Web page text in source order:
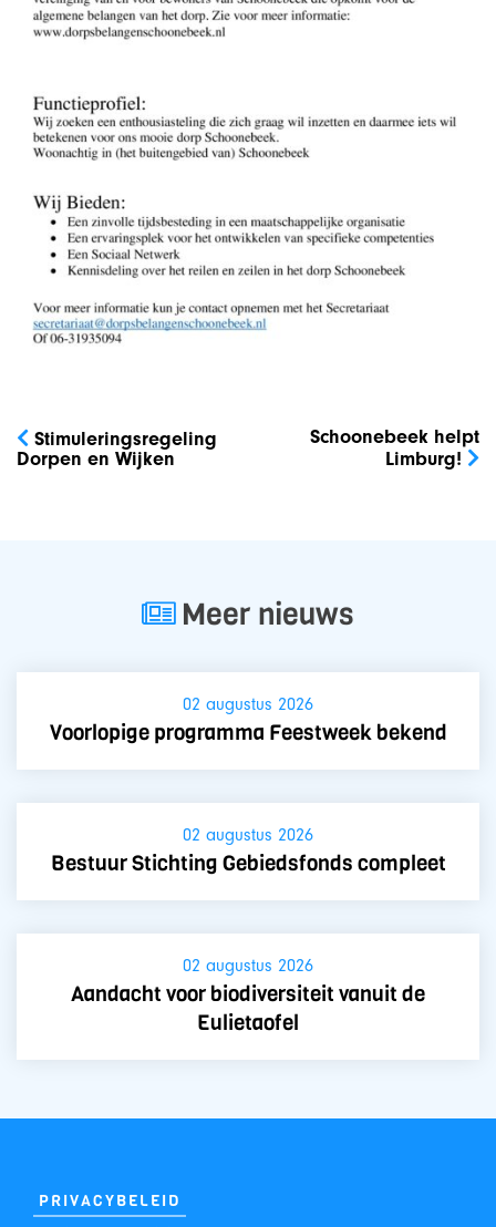
navigatie
Stimuleringsregeling
Dorpen en Wijken
Schoonebeek helpt
Limburg!
Meer nieuws
02 augustus 2026
Voorlopige programma Feestweek bekend
02 augustus 2026
Bestuur Stichting Gebiedsfonds compleet
02 augustus 2026
Aandacht voor biodiversiteit vanuit de
Eulietaofel
PRIVACYBELEID